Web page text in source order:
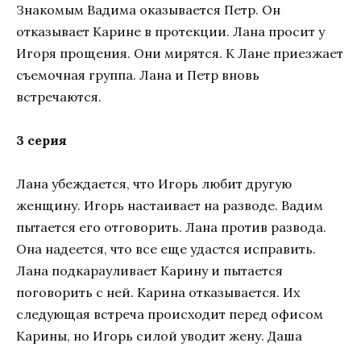
Знакомым Вадима оказывается Петр. Он
отказывает Карине в протекции. Лана просит у
Игоря прощения. Они мирятся. К Лане приезжает
съемочная группа. Лана и Петр вновь
встречаются.
3 серия
Лана убеждается, что Игорь любит другую
женщину. Игорь настаивает на разводе. Вадим
пытается его отговорить. Лана против развода.
Она надеется, что все еще удастся исправить.
Лана подкарауливает Карину и пытается
поговорить с ней. Карина отказывается. Их
следующая встреча происходит перед офисом
Карины, но Игорь силой уводит жену. Даша